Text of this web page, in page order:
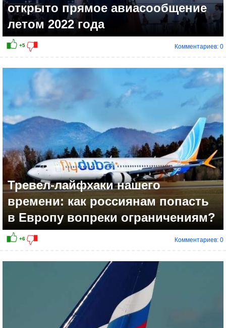
+10
открыто прямое авиасообщение
летом 2022 года
Комментариев: 0
Тревел-лайфхаки нашего
времени: как россиянам попасть
в Европу вопреки ограничениям?
Комментариев: 0